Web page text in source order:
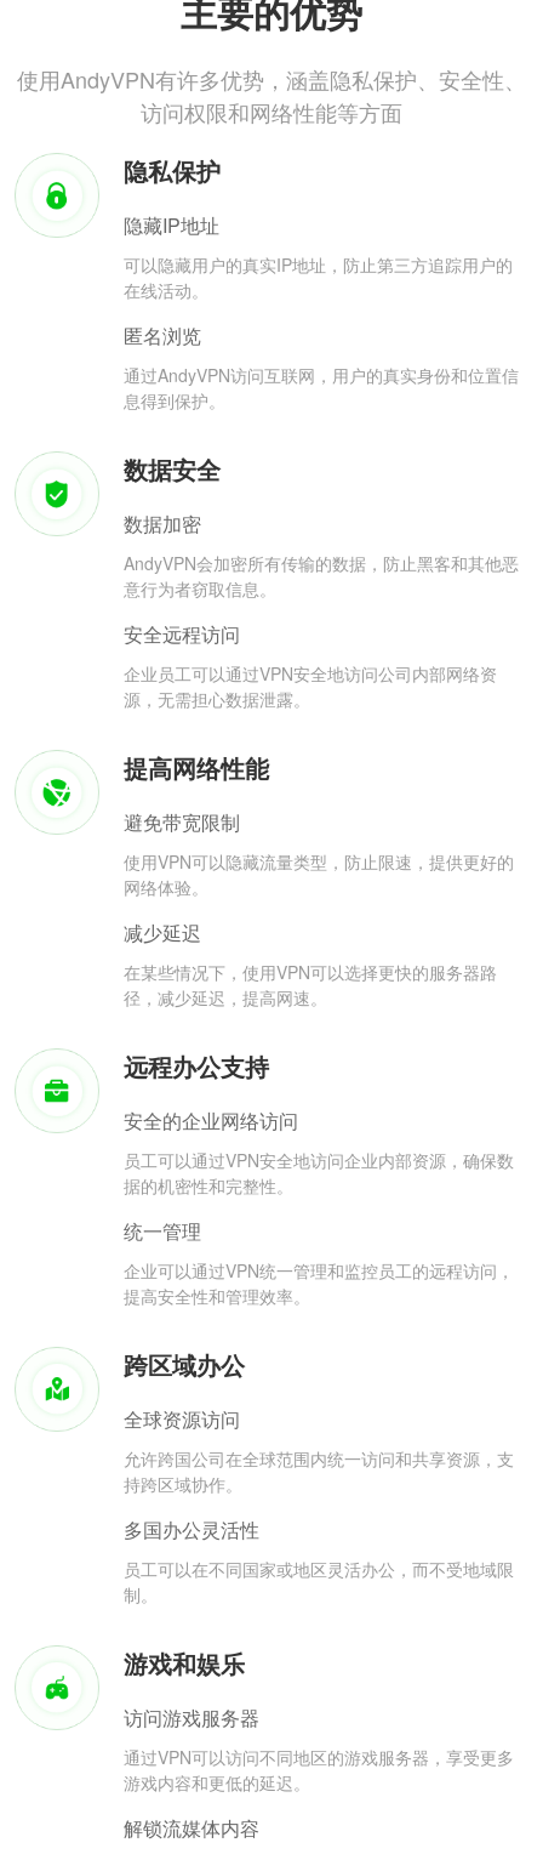
主要的优势
使用AndyVPN有许多优势，涵盖隐私保护、安全性、
访问权限和网络性能等方面
隐私保护
隐藏IP地址
可以隐藏用户的真实IP地址，防止第三方追踪用户的
在线活动。
匿名浏览
通过AndyVPN访问互联网，用户的真实身份和位置信
息得到保护。
数据安全
数据加密
AndyVPN会加密所有传输的数据，防止黑客和其他恶
意行为者窃取信息。
安全远程访问
企业员工可以通过VPN安全地访问公司内部网络资
源，无需担心数据泄露。
提高网络性能
避免带宽限制
使用VPN可以隐藏流量类型，防止限速，提供更好的
网络体验。
减少延迟
在某些情况下，使用VPN可以选择更快的服务器路
径，减少延迟，提高网速。
远程办公支持
安全的企业网络访问
员工可以通过VPN安全地访问企业内部资源，确保数
据的机密性和完整性。
统一管理
企业可以通过VPN统一管理和监控员工的远程访问，
提高安全性和管理效率。
跨区域办公
全球资源访问
允许跨国公司在全球范围内统一访问和共享资源，支
持跨区域协作。
多国办公灵活性
员工可以在不同国家或地区灵活办公，而不受地域限
制。
游戏和娱乐
访问游戏服务器
通过VPN可以访问不同地区的游戏服务器，享受更多
游戏内容和更低的延迟。
解锁流媒体内容